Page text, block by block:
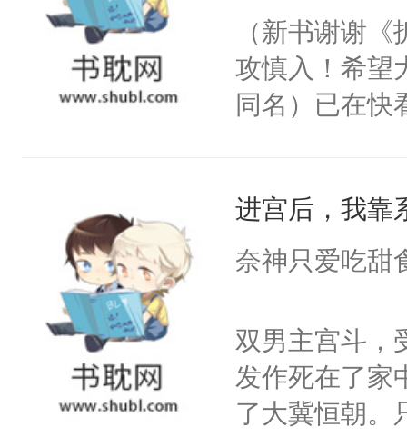
（新书谢谢
攻慎入！希望
同名）已在快
成为所有白莲
I，他们决定
莲花可不止有
点脑袋，看着
常见问题一：
教科书版：“
进宫后，我靠
奈神只爱吃甜
双男主宫斗，
发作死在了家
了大冀恒朝。